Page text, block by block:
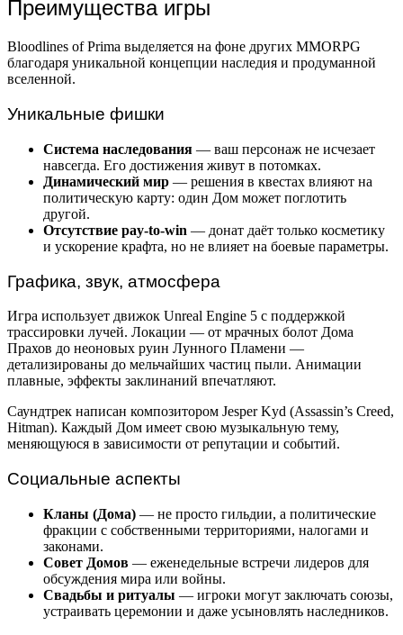
Преимущества игры
Bloodlines of Prima выделяется на фоне других MMORPG
благодаря уникальной концепции наследия и продуманной
вселенной.
Уникальные фишки
Система наследования — ваш персонаж не исчезает
навсегда. Его достижения живут в потомках.
Динамический мир — решения в квестах влияют на
политическую карту: один Дом может поглотить
другой.
Отсутствие pay-to-win — донат даёт только косметику
и ускорение крафта, но не влияет на боевые параметры.
Графика, звук, атмосфера
Игра использует движок Unreal Engine 5 с поддержкой
трассировки лучей. Локации — от мрачных болот Дома
Прахов до неоновых руин Лунного Пламени —
детализированы до мельчайших частиц пыли. Анимации
плавные, эффекты заклинаний впечатляют.
Саундтрек написан композитором Jesper Kyd (Assassin’s Creed,
Hitman). Каждый Дом имеет свою музыкальную тему,
меняющуюся в зависимости от репутации и событий.
Социальные аспекты
Кланы (Дома) — не просто гильдии, а политические
фракции с собственными территориями, налогами и
законами.
Совет Домов — еженедельные встречи лидеров для
обсуждения мира или войны.
Свадьбы и ритуалы — игроки могут заключать союзы,
устраивать церемонии и даже усыновлять наследников.